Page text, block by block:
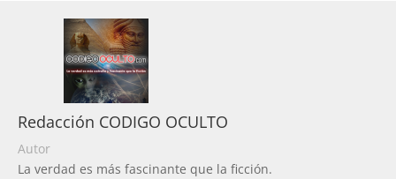
Redacción CODIGO OCULTO
Autor
La verdad es más fascinante que la ficción.